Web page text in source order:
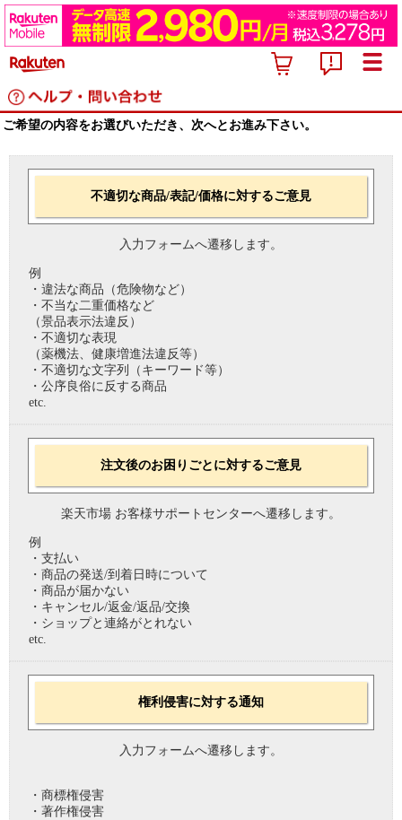
ご希望の内容をお選びいただき、次へとお進み下さい。
不適切な商品/表記/価格に対するご意見
入力フォームへ遷移します。
例
・違法な商品（危険物など）
・不当な二重価格など
（景品表示法違反）
・不適切な表現
（薬機法、健康増進法違反等）
・不適切な文字列（キーワード等）
・公序良俗に反する商品
etc.
注文後のお困りごとに対するご意見
楽天市場 お客様サポートセンターへ遷移します。
例
・支払い
・商品の発送/到着日時について
・商品が届かない
・キャンセル/返金/返品/交換
・ショップと連絡がとれない
etc.
権利侵害に対する通知
入力フォームへ遷移します。
・商標権侵害
・著作権侵害